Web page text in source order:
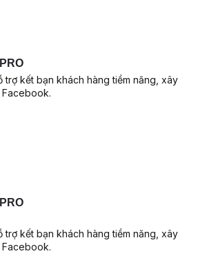
trợ kết bạn khách hàng tiềm năng, xây
trợ kết bạn khách hàng tiềm năng, xây